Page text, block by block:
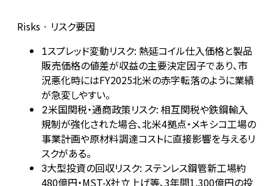
Risks · リスク要因
1スプレッド変動リスク: 熱延コイル仕入価格と製品
販売価格の値差が収益の主要決定因子であり、市
況悪化時にはFY2025北米の赤字転落のように業績
が急変しやすい。
2米国関税・通商政策リスク: 相互関税や鉄鋼輸入
規制が強化された場合、北米4拠点・メキシコ工場の
事業計画や原材料調達コストに直接影響を与えるリ
スクがある。
3大型投資の回収リスク: ステンレス鋼管新工場約
480億円・MST-X社立上げ等、3年間1,300億円の投